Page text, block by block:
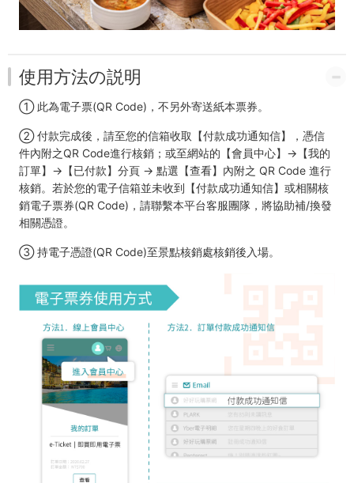
使用方法の説明
① 此為電子票(QR Code)，不另外寄送紙本票券。
② 付款完成後，請至您的信箱收取【付款成功通知信】，憑信
件內附之QR Code進行核銷；或至網站的【會員中心】→【我的
訂單】→【已付款】分頁 → 點選【查看】內附之 QR Code 進行
核銷。若於您的電子信箱並未收到【付款成功通知信】或相關核
銷電子票券(QR Code)，請聯繫本平台客服團隊，將協助補/換發
相關憑證。
③ 持電子憑證(QR Code)至景點核銷處核銷後入場。